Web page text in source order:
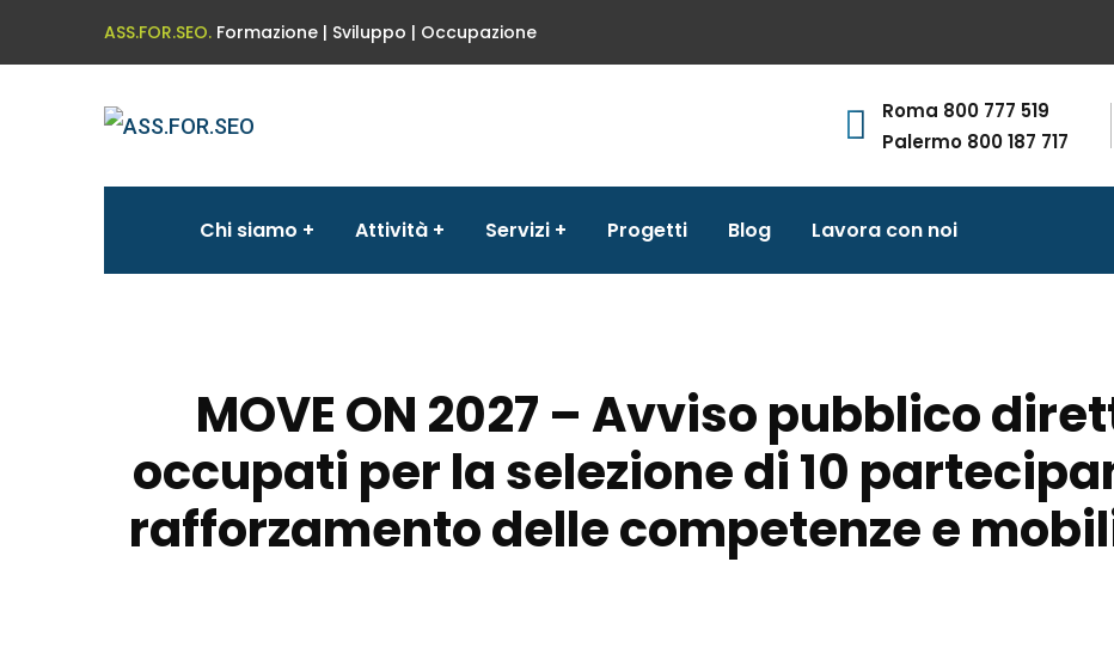
ASS.FOR.SEO. Formazione | Sviluppo | Occupazione
Roma 800 777 519
Palermo 800 187 717
Chi siamo Attività Servizi Progetti Blog Lavora con noi
MOVE ON 2027 – Avviso pubblico
occupati per la selezione di 10
rafforzamento delle competenze e